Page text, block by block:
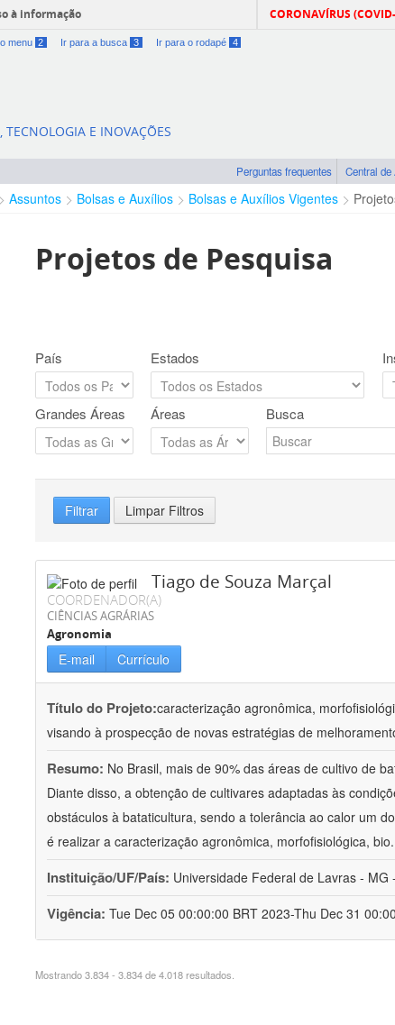
à informação CORONAVÍRUS
menu 2 Ir para a busca 3 Ir para o rodapé 4
E INOVAÇÕES
Perguntas frequentes Central de
Assuntos Bolsas e Auxílios Bolsas e Auxílios Vigentes
Projetos de Pesquisa
País Estados
Grandes Áreas Áreas Busca
Filtrar Limpar Filtros
Tiago de Souza Marçal
COORDENADOR(A)
CIÊNCIAS AGRÁRIAS
Agronomia
E-mail Currículo
Título do Projeto:caracterização agronômica,
visando à prospecção de novas estratégias de
Resumo: No Brasil, mais de 90% das áreas de cultivo de
Diante disso, a obtenção de cultivares adaptadas às
obstáculos à bataticultura, sendo a tolerância ao calor um
é realizar a caracterização agronômica, morfofisiológica, bio
Instituição/UF/País: Universidade Federal de Lavras - MG
Vigência: Tue Dec 05 00:00:00 BRT 2023-Thu Dec 31
Mostrando 3.834 - 3.834 de 4.018 resultados.